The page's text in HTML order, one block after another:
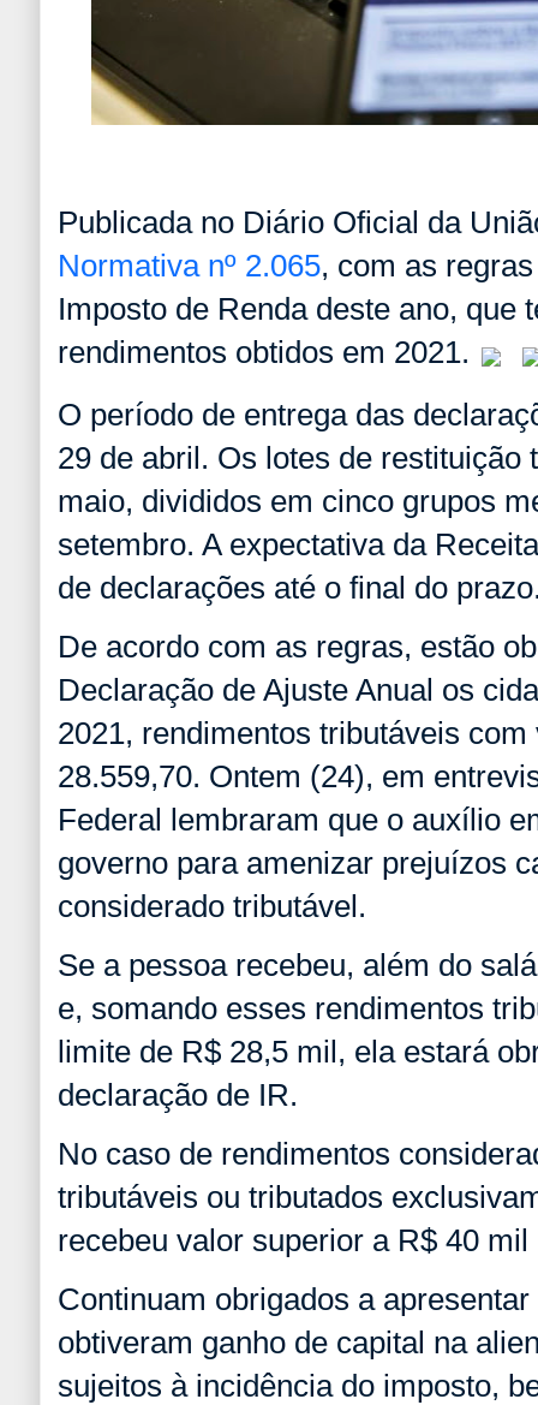
Publicada no Diário Oficial da
Normativa nº 2.065, com as
Imposto de Renda deste ano, que
rendimentos obtidos em 2021.
O período de entrega das
29 de abril. Os lotes de restituição
maio, divididos em cinco grupos
setembro. A expectativa da
de declarações até o final do
De acordo com as regras, estão
Declaração de Ajuste Anual os
2021, rendimentos tributáveis
28.559,70. Ontem (24), em
Federal lembraram que o auxílio
governo para amenizar prejuízos
considerado tributável.
Se a pessoa recebeu, além do
e, somando esses rendimentos
limite de R$ 28,5 mil, ela estará
declaração de IR.
No caso de rendimentos
tributáveis ou tributados
recebeu valor superior a R$ 40
Continuam obrigados a
obtiveram ganho de capital na
sujeitos à incidência do imposto,